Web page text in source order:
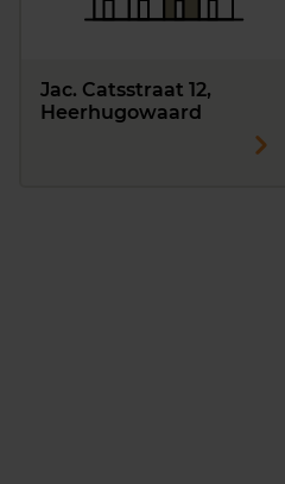
Jac. Catsstraat 12,
Heerhugowaard